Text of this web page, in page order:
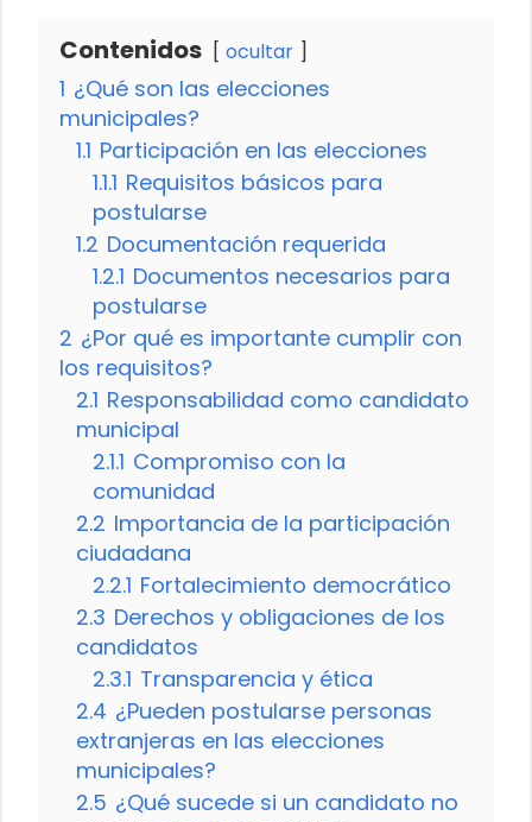
Contenidos ocultar
1 ¿Qué son las elecciones
municipales?
1.1 Participación en las elecciones
1.1.1 Requisitos básicos para
postularse
1.2 Documentación requerida
1.2.1 Documentos necesarios para
postularse
2 ¿Por qué es importante cumplir con
los requisitos?
2.1 Responsabilidad como candidato
municipal
2.1.1 Compromiso con la
comunidad
2.2 Importancia de la participación
ciudadana
2.2.1 Fortalecimiento democrático
2.3 Derechos y obligaciones de los
candidatos
2.3.1 Transparencia y ética
2.4 ¿Pueden postularse personas
extranjeras en las elecciones
municipales?
2.5 ¿Qué sucede si un candidato no